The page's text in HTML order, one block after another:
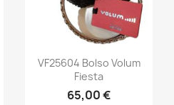
Vista rápida
VF25604 Bolso Volum
Fiesta
65,00 €